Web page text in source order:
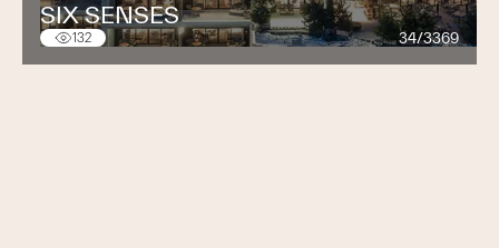
SIX SENSES
132 34/3369